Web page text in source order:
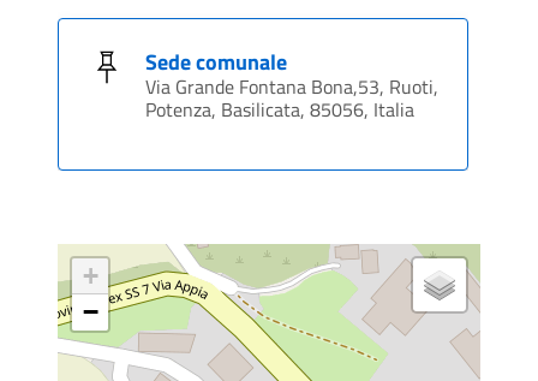
Sede comunale
Via Grande Fontana Bona,53, Ruoti,
Potenza, Basilicata, 85056, Italia
+
−